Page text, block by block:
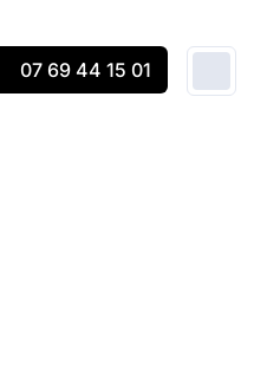
07 69 44 15 01